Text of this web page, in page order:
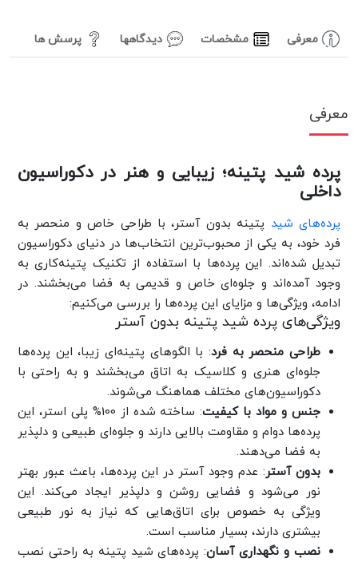
معرفی مشخصات دیدگاهها پرسش ها
معرفی
پرده شید پتینه؛ زیبایی و هنر در دکوراسیون
داخلی
پرده‌های شید پتینه بدون آستر، با طراحی خاص و منحصر به
فرد خود، به یکی از محبوب‌ترین انتخاب‌ها در دنیای دکوراسیون
تبدیل شده‌اند. این پرده‌ها با استفاده از تکنیک پتینه‌کاری به
وجود آمده‌اند و جلوه‌ای خاص و قدیمی به فضا می‌بخشند. در
ادامه، ویژگی‌ها و مزایای این پرده‌ها را بررسی می‌کنیم:
ویژگی‌های پرده شید پتینه بدون آستر
طراحی منحصر به فرد: با الگوهای پتینه‌ای زیبا، این پرده‌ها
جلوه‌ای هنری و کلاسیک به اتاق می‌بخشند و به راحتی با
دکوراسیون‌های مختلف هماهنگ می‌شوند.
جنس و مواد با کیفیت
: ساخته شده از 100% پلی استر، این
پرده‌ها دوام و مقاومت بالایی دارند و جلوه‌ای طبیعی و دلپذیر
به فضا می‌دهند.
بدون آستر: عدم وجود آستر در این پرده‌ها، باعث عبور بهتر
نور می‌شود و فضایی روشن و دلپذیر ایجاد می‌کند. این
ویژگی به خصوص برای اتاق‌هایی که نیاز به نور طبیعی
بیشتری دارند، بسیار مناسب است.
نصب و نگهداری آسان: پرده‌های شید پتینه به راحتی نصب